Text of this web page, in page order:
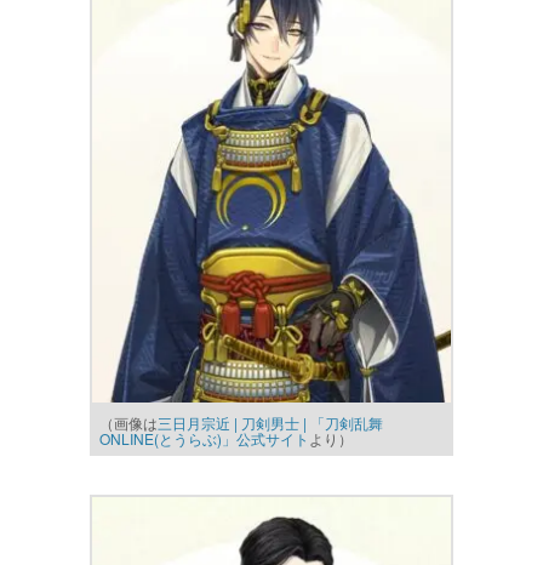
（画像は三日月宗近 | 刀剣男士 | 「刀剣乱舞
ONLINE(とうらぶ)」公式サイト より）